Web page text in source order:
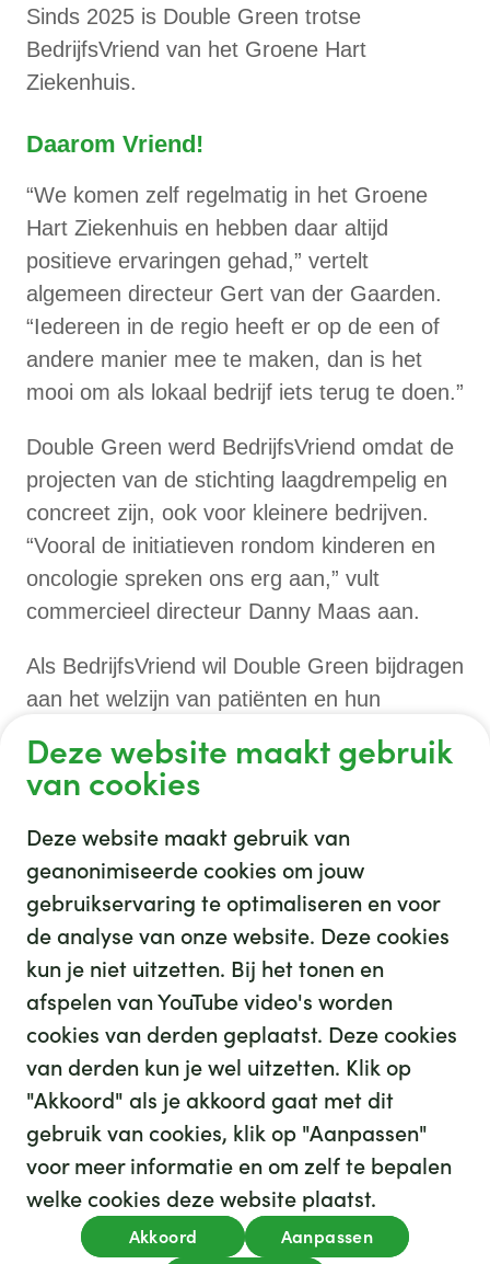
Sinds 2025 is Double Green trotse
BedrijfsVriend van het Groene Hart
Ziekenhuis.
Daarom Vriend!
“We komen zelf regelmatig in het Groene
Hart Ziekenhuis en hebben daar altijd
positieve ervaringen gehad,” vertelt
algemeen directeur Gert van der Gaarden.
“Iedereen in de regio heeft er op de een of
andere manier mee te maken, dan is het
mooi om als lokaal bedrijf iets terug te doen.”
Double Green werd BedrijfsVriend omdat de
projecten van de stichting laagdrempelig en
concreet zijn, ook voor kleinere bedrijven.
“Vooral de initiatieven rondom kinderen en
oncologie spreken ons erg aan,” vult
commercieel directeur Danny Maas aan.
Als BedrijfsVriend wil Double Green bijdragen
aan het welzijn van patiënten en hun
voor de lokale gemeenschap waar ze zich
sterk mee verbonden voelen.
Onze BedrijfsVrienden
Deze website maakt gebruik
van cookies
Deze website maakt gebruik van
geanonimiseerde cookies om jouw
gebruikservaring te optimaliseren en voor
de analyse van onze website. Deze cookies
kun je niet uitzetten. Bij het tonen en
afspelen van YouTube video's worden
cookies van derden geplaatst. Deze cookies
van derden kun je wel uitzetten. Klik op
"Akkoord" als je akkoord gaat met dit
gebruik van cookies, klik op "Aanpassen"
voor meer informatie en om zelf te bepalen
welke cookies deze website plaatst.
Akkoord Aanpassen
privacy cookies
disclaimer